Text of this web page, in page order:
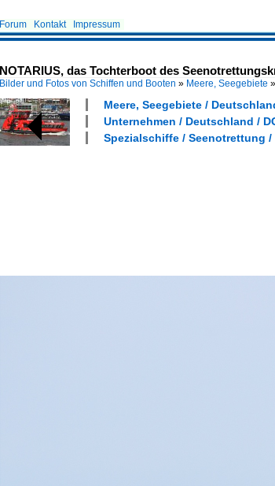
Forum Kontakt Impressum
NOTARIUS, das Tochterboot des
Bilder und Fotos von Schiffen und Booten » Meere, Seegebiete »
Meere, Seegebiete /
Unternehmen / Deutschland /
Spezialschiffe / Seenotrettung /